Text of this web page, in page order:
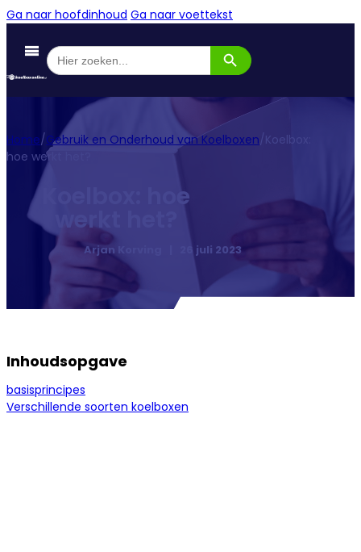
Ga naar hoofdinhoud Ga naar voettekst
Zoek
naar:
Zoekknop
Home/Gebruik en Onderhoud van Koelboxen/Koelbox:
hoe werkt het?
Koelbox: hoe
werkt het?
Arjan Korving | 26 juli 2023
Inhoudsopgave
basisprincipes
Verschillende soorten koelboxen